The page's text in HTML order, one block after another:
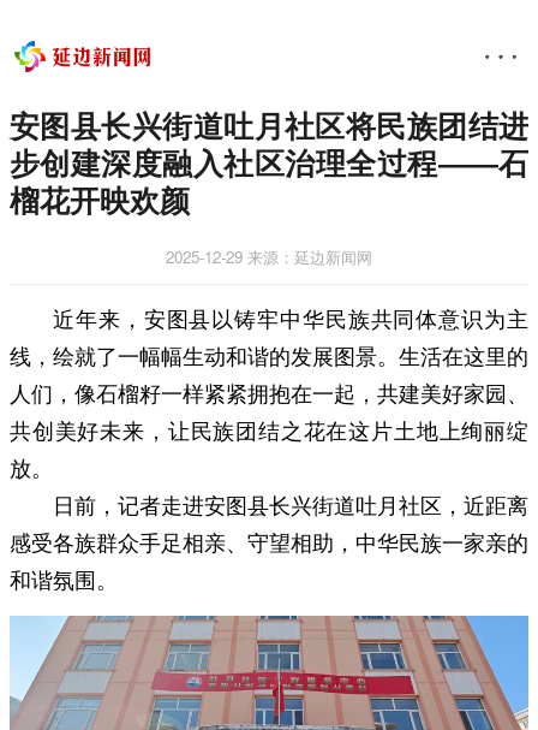
安图县长兴街道吐月社区将民族团结进
步创建深度融入社区治理全过程——石
榴花开映欢颜
2025-12-29 来源：延边新闻网
近年来，安图县以铸牢中华民族共同体意识为主
线，绘就了一幅幅生动和谐的发展图景。生活在这里的
人们，像石榴籽一样紧紧拥抱在一起，共建美好家园、
共创美好未来，让民族团结之花在这片土地上绚丽绽
放。
日前，记者走进安图县长兴街道吐月社区，近距离
感受各族群众手足相亲、守望相助，中华民族一家亲的
和谐氛围。